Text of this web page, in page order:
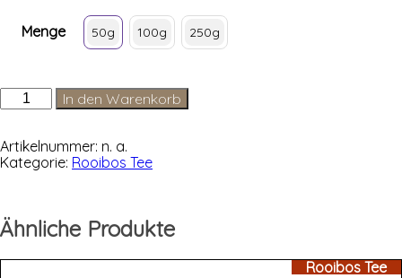
Menge 50g 100g 250g
Orange
Ingwer
Menge
In den Warenkorb
Artikelnummer: n. a.
Kategorie: Rooibos Tee
Ähnliche Produkte
Rooibos Tee